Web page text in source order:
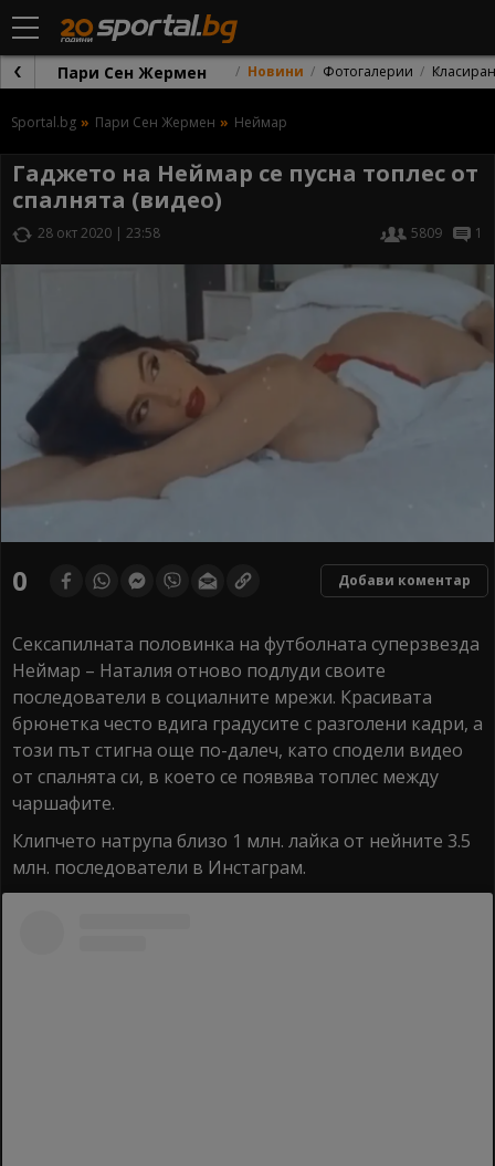
Пари Сен Жермен Новини Фотогалерии
Sportal.bg Пари Сен Жермен Неймар
Гаджето на Неймар се пусна топлес от
спалнята (видео)
28 окт 2020 | 23:58 5809 1
0 Добави коментар
Сексапилната половинка на футболната суперзвезда
Неймар – Наталия отново подлуди своите
последователи в социалните мрежи. Красивата
брюнетка често вдига градусите с разголени кадри, а
този път стигна още по-далеч, като сподели видео
от спалнята си, в което се появява топлес между
чаршафите.
Клипчето натрупа близо 1 млн. лайка от нейните 3.5
млн. последователи в Инстаграм.